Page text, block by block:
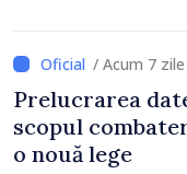
/ Acum 7 zile
Prelucrarea
scopul
o nouă lege